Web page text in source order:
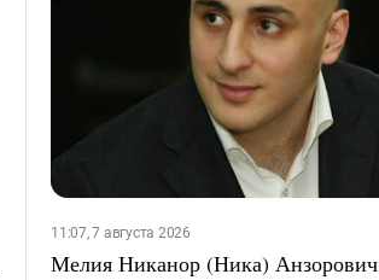
11:07, 7 августа 2026
Мелия Никанор (Ника) Анзорович